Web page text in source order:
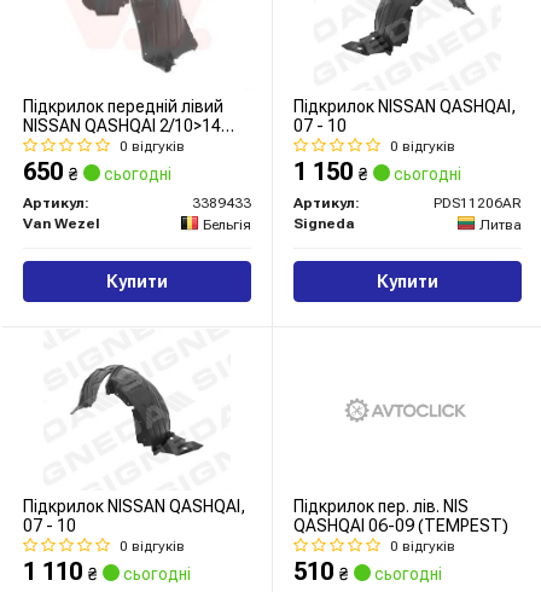
Підкрилок передній лівий
NISSAN QASHQAI 2/10>14
(вир-во Van Wezel)
0 відгуків
650 ₴ сьогодні
Артикул:
3389433
Van Wezel
Бельгія
Купити
Підкрилок NISSAN QASHQAI,
07 - 10
0 відгуків
1 150 ₴ сьогодні
Артикул:
PDS11206AR
Signeda
Литва
Купити
Підкрилок NISSAN QASHQAI,
07 - 10
0 відгуків
1 110 ₴ сьогодні
Підкрилок пер. лів. NIS
QASHQAI 06-09 (TEMPEST)
0 відгуків
510 ₴ сьогодні